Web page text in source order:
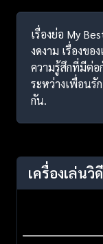
เรื่องย่อ My
งดงาม เรื่องข
ความรู้สึกที่มีต่
ระหว่างเพื่อนรั
กัน.
เครื่องเล่นวิ